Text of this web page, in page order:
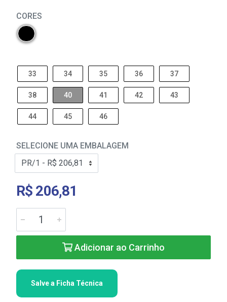
CORES
33 34 35 36 37
38 40 41 42 43
44 45 46
SELECIONE UMA EMBALAGEM
R$ 206,81
Adicionar ao Carrinho
Salve a Ficha Técnica